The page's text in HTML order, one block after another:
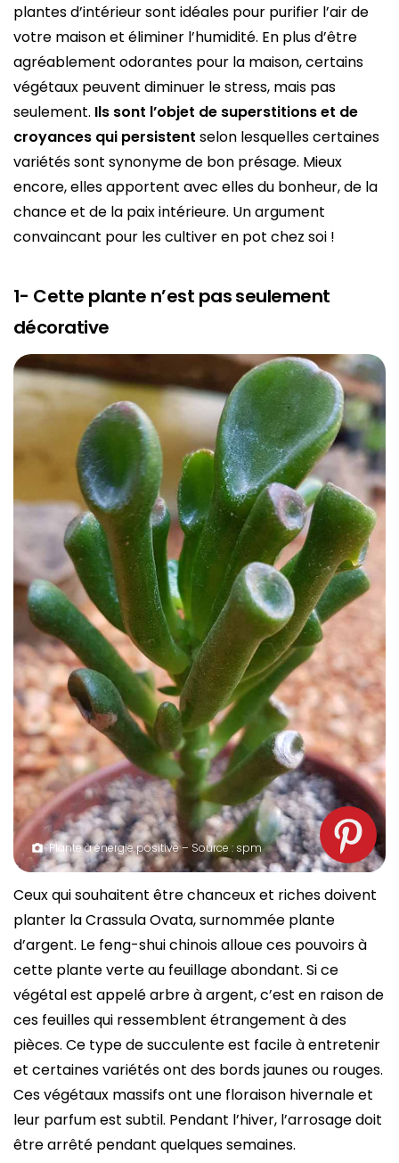
plantes d’intérieur sont idéales pour purifier l’air de
votre maison et éliminer l’humidité. En plus d’être
agréablement odorantes pour la maison, certains
végétaux peuvent diminuer le stress, mais pas
seulement. Ils sont l’objet de superstitions et de
croyances qui persistent selon lesquelles certaines
variétés sont synonyme de bon présage. Mieux
encore, elles apportent avec elles du bonheur, de la
chance et de la paix intérieure. Un argument
convaincant pour les cultiver en pot chez soi !
1- Cette plante n’est pas seulement
décorative
Plante à énergie positive – Source : spm
Ceux qui souhaitent être chanceux et riches doivent
planter la Crassula Ovata, surnommée plante
d’argent. Le feng-shui chinois alloue ces pouvoirs à
cette plante verte au feuillage abondant. Si ce
végétal est appelé arbre à argent, c’est en raison de
ces feuilles qui ressemblent étrangement à des
pièces. Ce type de succulente est facile à entretenir
et certaines variétés ont des bords jaunes ou rouges.
Ces végétaux massifs ont une floraison hivernale et
leur parfum est subtil. Pendant l’hiver, l’arrosage doit
être arrêté pendant quelques semaines.